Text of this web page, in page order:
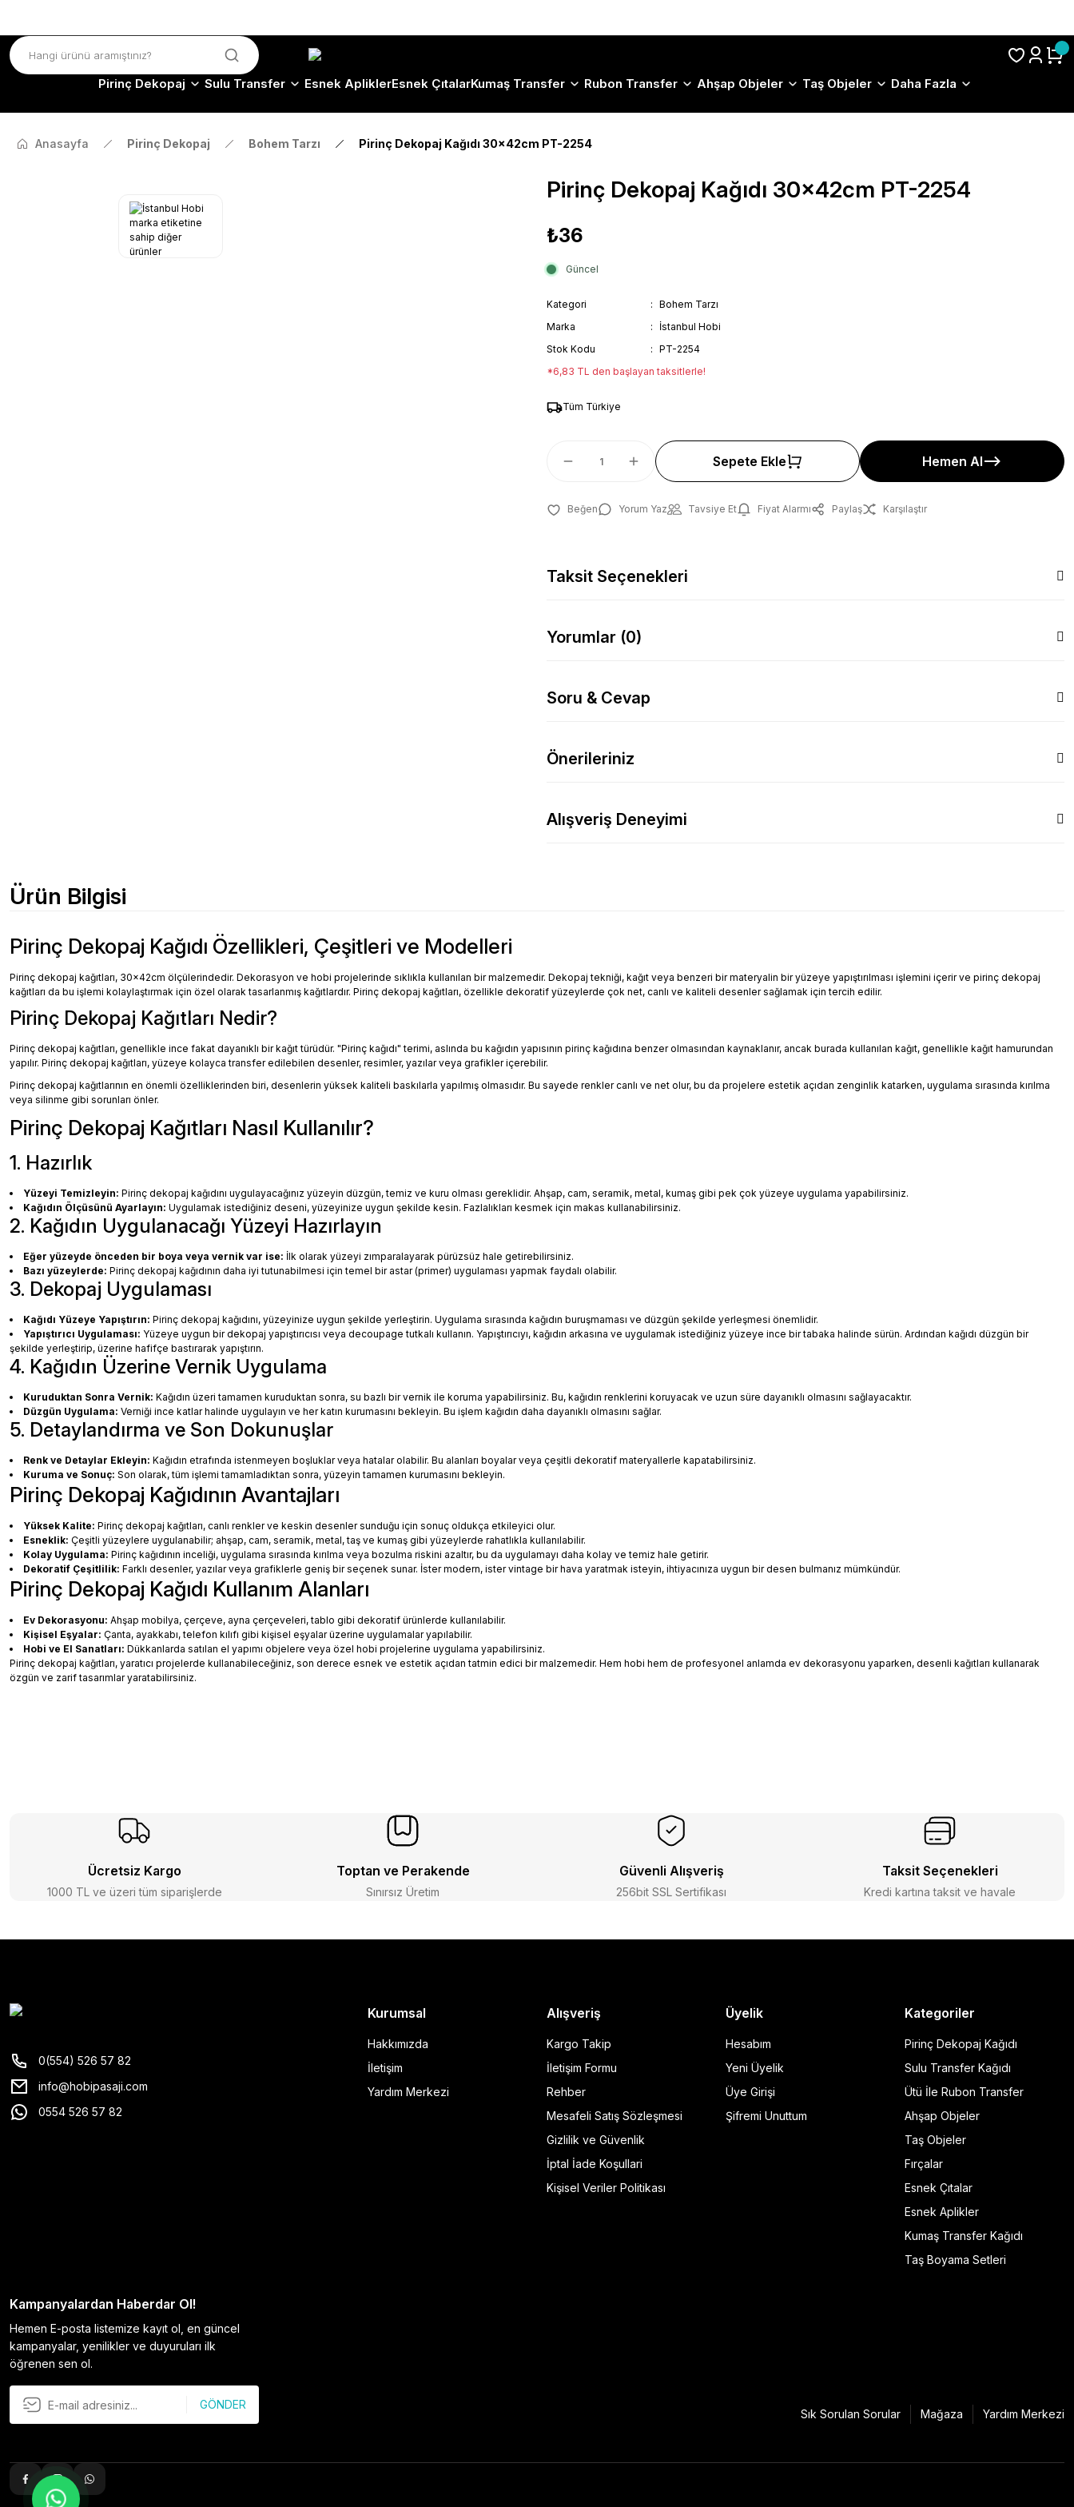
Pirinç Dekopaj Sulu Transfer Esnek ApliklerEsnek ÇıtalarKumaş Transfer Rubon Transfer Ahşap Objeler Taş Objeler Daha Fazla
Anasayfa Pirinç Dekopaj Bohem Tarzı Pirinç Dekopaj Kağıdı 30x42cm PT-2254
Pirinç Dekopaj Kağıdı 30x42cm PT-2254
₺36
Güncel
Kategori
Bohem Tarzı
Marka
İstanbul Hobi
Stok Kodu
PT-2254
*6,83 TL den başlayan taksitlerle!
Tüm Türkiye
Sepete Ekle Hemen Al
Yorum Yaz Tavsiye Et Fiyat Alarmı Paylaş Karşılaştır
Taksit Seçenekleri
Yorumlar (0)
Soru & Cevap
Önerileriniz
Alışveriş Deneyimi
Ürün Bilgisi
Pirinç Dekopaj Kağıdı Özellikleri, Çeşitleri ve Modelleri
Pirinç dekopaj kağıtları, 30x42cm ölçülerindedir. Dekorasyon ve hobi projelerinde sıklıkla kullanılan bir malzemedir. Dekopaj tekniği, kağıt veya benzeri bir materyalin bir yüzeye yapıştırılması işlemini içerir ve pirinç dekopaj
kağıtları da bu işlemi kolaylaştırmak için özel olarak tasarlanmış kağıtlardır. Pirinç dekopaj kağıtları, özellikle dekoratif yüzeylerde çok net, canlı ve kaliteli desenler sağlamak için tercih edilir.
Pirinç Dekopaj Kağıtları Nedir?
Pirinç dekopaj kağıtları, genellikle ince fakat dayanıklı bir kağıt türüdür. "Pirinç kağıdı" terimi, aslında bu kağıdın yapısının pirinç kağıdına benzer olmasından kaynaklanır, ancak burada kullanılan kağıt, genellikle kağıt hamurundan
yapılır. Pirinç dekopaj kağıtları, yüzeye kolayca transfer edilebilen desenler, resimler, yazılar veya grafikler içerebilir.
Pirinç dekopaj kağıtlarının en önemli özelliklerinden biri, desenlerin yüksek kaliteli baskılarla yapılmış olmasıdır. Bu sayede renkler canlı ve net olur, bu da projelere estetik açıdan zenginlik katarken, uygulama sırasında kırılma
veya silinme gibi sorunları önler.
Pirinç Dekopaj Kağıtları Nasıl Kullanılır?
1. Hazırlık
Yüzeyi Temizleyin: Pirinç dekopaj kağıdını uygulayacağınız yüzeyin düzgün, temiz ve kuru olması gereklidir. Ahşap, cam, seramik, metal, kumaş gibi pek çok yüzeye uygulama yapabilirsiniz.
Kağıdın Ölçüsünü Ayarlayın: Uygulamak istediğiniz deseni, yüzeyinize uygun şekilde kesin. Fazlalıkları kesmek için makas kullanabilirsiniz.
2. Kağıdın Uygulanacağı Yüzeyi Hazırlayın
Eğer yüzeyde önceden bir boya veya vernik var ise: İlk olarak yüzeyi zımparalayarak pürüzsüz hale getirebilirsiniz.
Bazı yüzeylerde: Pirinç dekopaj kağıdının daha iyi tutunabilmesi için temel bir astar (primer) uygulaması yapmak faydalı olabilir.
3. Dekopaj Uygulaması
Kağıdı Yüzeye Yapıştırın: Pirinç dekopaj kağıdını, yüzeyinize uygun şekilde yerleştirin. Uygulama sırasında kağıdın buruşmaması ve düzgün şekilde yerleşmesi önemlidir.
Yapıştırıcı Uygulaması: Yüzeye uygun bir dekopaj yapıştırıcısı veya decoupage tutkalı kullanın. Yapıştırıcıyı, kağıdın arkasına ve uygulamak istediğiniz yüzeye ince bir tabaka halinde sürün. Ardından kağıdı düzgün bir
şekilde yerleştirip, üzerine hafifçe bastırarak yapıştırın.
4. Kağıdın Üzerine Vernik Uygulama
Kuruduktan Sonra Vernik: Kağıdın üzeri tamamen kuruduktan sonra, su bazlı bir vernik ile koruma yapabilirsiniz. Bu, kağıdın renklerini koruyacak ve uzun süre dayanıklı olmasını sağlayacaktır.
Düzgün Uygulama: Verniği ince katlar halinde uygulayın ve her katın kurumasını bekleyin. Bu işlem kağıdın daha dayanıklı olmasını sağlar.
5. Detaylandırma ve Son Dokunuşlar
Renk ve Detaylar Ekleyin: Kağıdın etrafında istenmeyen boşluklar veya hatalar olabilir. Bu alanları boyalar veya çeşitli dekoratif materyallerle kapatabilirsiniz.
Kuruma ve Sonuç: Son olarak, tüm işlemi tamamladıktan sonra, yüzeyin tamamen kurumasını bekleyin.
Pirinç Dekopaj Kağıdının Avantajları
Yüksek Kalite: Pirinç dekopaj kağıtları, canlı renkler ve keskin desenler sunduğu için sonuç oldukça etkileyici olur.
Esneklik: Çeşitli yüzeylere uygulanabilir; ahşap, cam, seramik, metal, taş ve kumaş gibi yüzeylerde rahatlıkla kullanılabilir.
Kolay Uygulama: Pirinç kağıdının inceliği, uygulama sırasında kırılma veya bozulma riskini azaltır, bu da uygulamayı daha kolay ve temiz hale getirir.
Dekoratif Çeşitlilik: Farklı desenler, yazılar veya grafiklerle geniş bir seçenek sunar. İster modern, ister vintage bir hava yaratmak isteyin, ihtiyacınıza uygun bir desen bulmanız mümkündür.
Pirinç Dekopaj Kağıdı Kullanım Alanları
Ev Dekorasyonu: Ahşap mobilya, çerçeve, ayna çerçeveleri, tablo gibi dekoratif ürünlerde kullanılabilir.
Kişisel Eşyalar: Çanta, ayakkabı, telefon kılıfı gibi kişisel eşyalar üzerine uygulamalar yapılabilir.
Hobi ve El Sanatları: Dükkanlarda satılan el yapımı objelere veya özel hobi projelerine uygulama yapabilirsiniz.
Pirinç dekopaj kağıtları, yaratıcı projelerde kullanabileceğiniz, son derece esnek ve estetik açıdan tatmin edici bir malzemedir. Hem hobi hem de profesyonel anlamda ev dekorasyonu yaparken, desenli kağıtları kullanarak
özgün ve zarif tasarımlar yaratabilirsiniz.
Ücretsiz Kargo
1000 TL ve üzeri tüm siparişlerde
Toptan ve Perakende
Sınırsız Üretim
Güvenli Alışveriş
256bit SSL Sertifikası
Taksit Seçenekleri
Kredi kartına taksit ve havale
0(554) 526 57 82
info@hobipasaji.com
0554 526 57 82
Kurumsal
Hakkımızda
İletişim
Yardım Merkezi
Alışveriş
Kargo Takip
İletişim Formu
Rehber
Mesafeli Satış Sözleşmesi
Gizlilik ve Güvenlik
İptal İade Koşullari
Kişisel Veriler Politikası
Üyelik
Hesabım
Yeni Üyelik
Üye Girişi
Şifremi Unuttum
Kategoriler
Pirinç Dekopaj Kağıdı
Sulu Transfer Kağıdı
Ütü İle Rubon Transfer
Ahşap Objeler
Taş Objeler
Fırçalar
Esnek Çıtalar
Esnek Aplikler
Kumaş Transfer Kağıdı
Taş Boyama Setleri
Kampanyalardan Haberdar Ol!
Hemen E-posta listemize kayıt ol, en güncel
kampanyalar, yenilikler ve duyuruları ilk
öğrenen sen ol.
GÖNDER
Sık Sorulan Sorular Mağaza Yardım Merkezi